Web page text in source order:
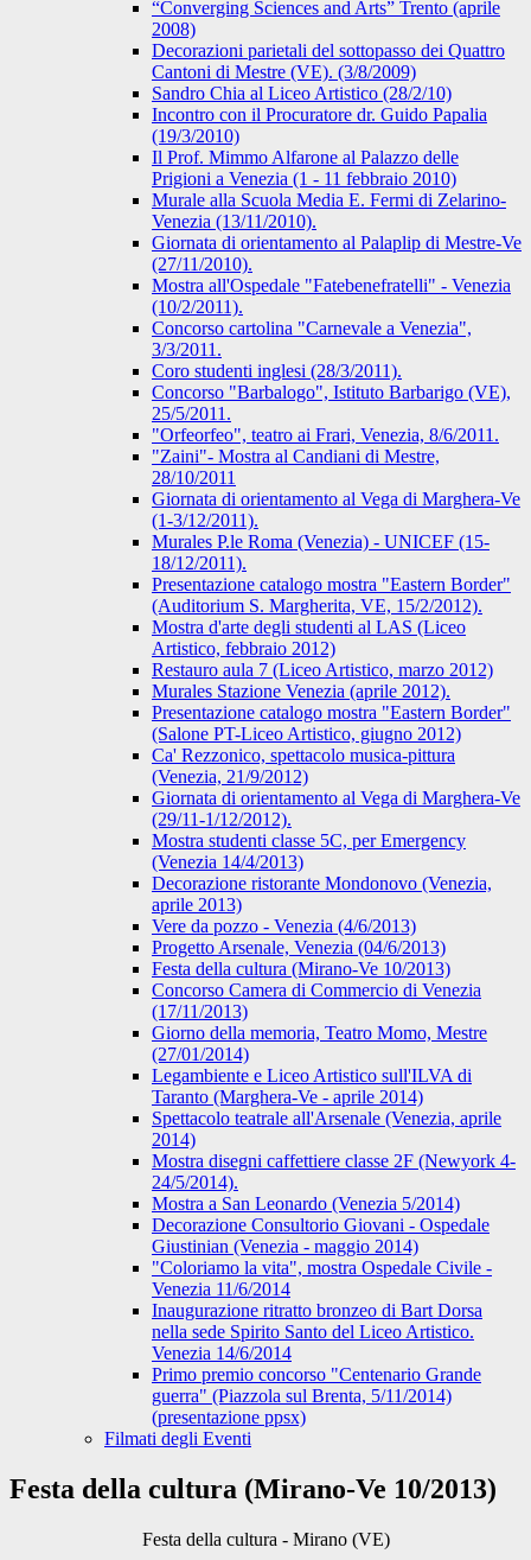
“Converging Sciences and Arts” Trento (aprile
2008)
Decorazioni parietali del sottopasso dei Quattro
Cantoni di Mestre (VE). (3/8/2009)
Sandro Chia al Liceo Artistico (28/2/10)
Incontro con il Procuratore dr. Guido Papalia
(19/3/2010)
Il Prof. Mimmo Alfarone al Palazzo delle
Prigioni a Venezia (1 - 11 febbraio 2010)
Murale alla Scuola Media E. Fermi di Zelarino-
Venezia (13/11/2010).
Giornata di orientamento al Palaplip di Mestre-Ve
(27/11/2010).
Mostra all'Ospedale "Fatebenefratelli" - Venezia
(10/2/2011).
Concorso cartolina "Carnevale a Venezia",
3/3/2011.
Coro studenti inglesi (28/3/2011).
Concorso "Barbalogo", Istituto Barbarigo (VE),
25/5/2011.
"Orfeorfeo", teatro ai Frari, Venezia, 8/6/2011.
"Zaini"- Mostra al Candiani di Mestre,
28/10/2011
Giornata di orientamento al Vega di Marghera-Ve
(1-3/12/2011).
Murales P.le Roma (Venezia) - UNICEF (15-
18/12/2011).
Presentazione catalogo mostra "Eastern Border"
(Auditorium S. Margherita, VE, 15/2/2012).
Mostra d'arte degli studenti al LAS (Liceo
Artistico, febbraio 2012)
Restauro aula 7 (Liceo Artistico, marzo 2012)
Murales Stazione Venezia (aprile 2012).
Presentazione catalogo mostra "Eastern Border"
(Salone PT-Liceo Artistico, giugno 2012)
Ca' Rezzonico, spettacolo musica-pittura
(Venezia, 21/9/2012)
Giornata di orientamento al Vega di Marghera-Ve
(29/11-1/12/2012).
Mostra studenti classe 5C, per Emergency
(Venezia 14/4/2013)
Decorazione ristorante Mondonovo (Venezia,
aprile 2013)
Vere da pozzo - Venezia (4/6/2013)
Progetto Arsenale, Venezia (04/6/2013)
Festa della cultura (Mirano-Ve 10/2013)
Concorso Camera di Commercio di Venezia
(17/11/2013)
Giorno della memoria, Teatro Momo, Mestre
(27/01/2014)
Legambiente e Liceo Artistico sull'ILVA di
Taranto (Marghera-Ve - aprile 2014)
Spettacolo teatrale all'Arsenale (Venezia, aprile
2014)
Mostra disegni caffettiere classe 2F (Newyork 4-
24/5/2014).
Mostra a San Leonardo (Venezia 5/2014)
Decorazione Consultorio Giovani - Ospedale
Giustinian (Venezia - maggio 2014)
"Coloriamo la vita", mostra Ospedale Civile -
Venezia 11/6/2014
Inaugurazione ritratto bronzeo di Bart Dorsa
nella sede Spirito Santo del Liceo Artistico.
Venezia 14/6/2014
Primo premio concorso "Centenario Grande
guerra" (Piazzola sul Brenta, 5/11/2014)
(presentazione ppsx)
Filmati degli Eventi
Festa della cultura (Mirano-Ve 10/2013)
Festa della cultura - Mirano (VE)